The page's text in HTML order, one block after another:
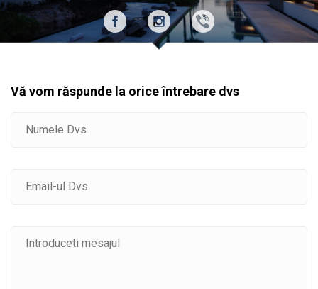
Vă vom răspunde la orice întrebare dvs